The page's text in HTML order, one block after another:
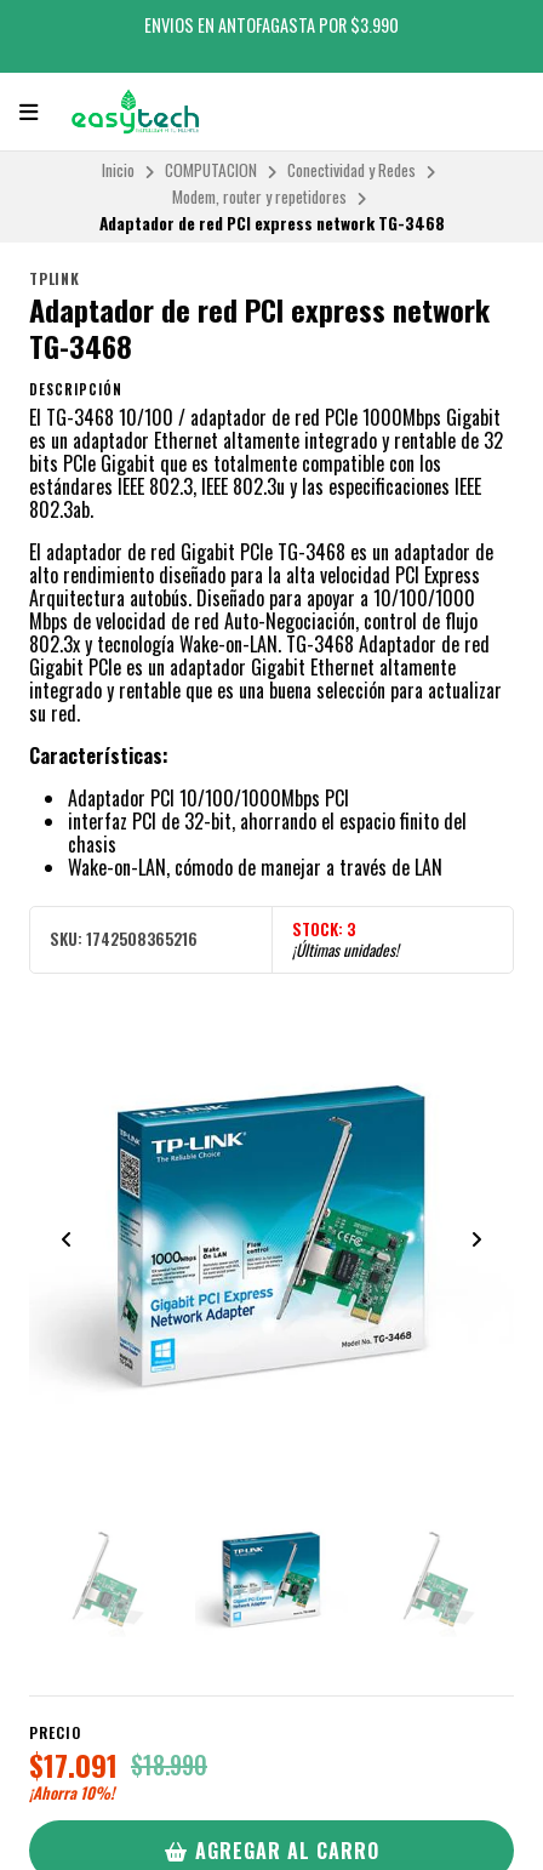
ENVIOS EN ANTOFAGASTA POR $3.990
Inicio COMPUTACION
Conectividad y Redes
Modem, router y repetidores
Adaptador de red PCI express network TG-3468
TPLINK
Adaptador de red PCI express network
TG-3468
DESCRIPCIÓN
El TG-3468 10/100 / adaptador de red PCIe 1000Mbps Gigabit
es un adaptador Ethernet altamente integrado y rentable de 32
bits PCIe Gigabit que es totalmente compatible con los
estándares IEEE 802.3, IEEE 802.3u y las especificaciones IEEE
802.3ab.
El adaptador de red Gigabit PCIe TG-3468 es un adaptador de
alto rendimiento diseñado para la alta velocidad PCI Express
Arquitectura autobús. Diseñado para apoyar a 10/100/1000
Mbps de velocidad de red Auto-Negociación, control de flujo
802.3x y tecnología Wake-on-LAN. TG-3468 Adaptador de red
Gigabit PCIe es un adaptador Gigabit Ethernet altamente
integrado y rentable que es una buena selección para actualizar
su red.
Características:
Adaptador PCI 10/100/1000Mbps PCI
interfaz PCI de 32-bit, ahorrando el espacio finito del
chasis
Wake-on-LAN, cómodo de manejar a través de LAN
SKU: 1742508365216 STOCK: 3
¡Últimas unidades!
PRECIO
$17.091 $18.990
¡Ahorra 10%!
AGREGAR AL CARRO